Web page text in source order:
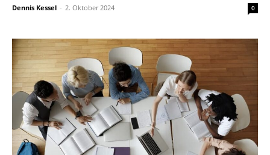
Dennis Kessel - 2. Oktober 2024 0